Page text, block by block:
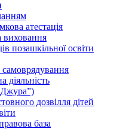
атестація
виховання
позашкільної освіти
самоврядування
діяльність
дозвілля дітей
база